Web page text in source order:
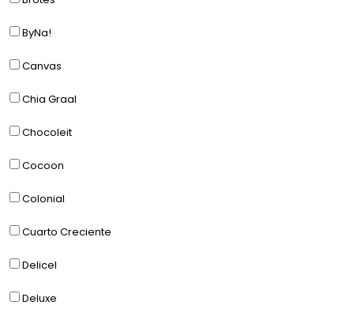
ByNa!
Canvas
Chia Graal
Chocoleit
Cocoon
Colonial
Cuarto Creciente
Delicel
Deluxe